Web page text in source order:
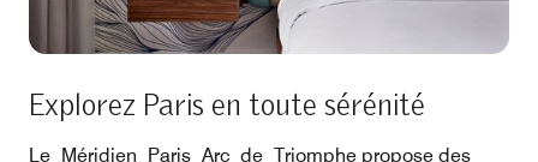
Explorez Paris en toute sérénité
Le Méridien Paris Arc de Triomphe propose des